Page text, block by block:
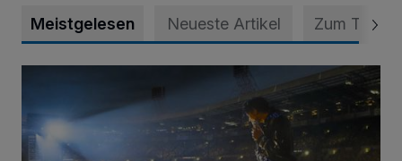
Meistgelesen Neueste Artikel Zum Thema
Open-air-Kino: „Michael“ im Toni-Turek-Stadion